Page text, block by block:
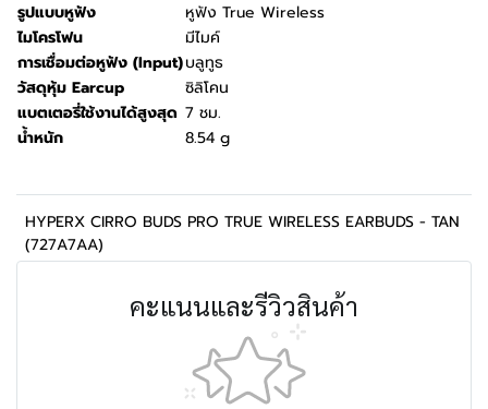
รูปแบบหูฟัง
หูฟัง True Wireless
ไมโครโฟน
มีไมค์
การเชื่อมต่อหูฟัง (Input)บลูทูธ
วัสดุหุ้ม Earcup
ซิลิโคน
แบตเตอรี่ใช้งานได้สูงสุด 7 ชม.
น้ำหนัก
8.54 g
HYPERX CIRRO BUDS PRO TRUE WIRELESS EARBUDS - TAN
(727A7AA)
คะแนนและรีวิวสินค้า